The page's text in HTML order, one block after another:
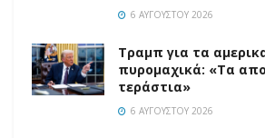
6 ΑΥΓΟΎΣΤΟΥ 2026
Τραμπ για τα
πυρομαχικά: «Τα
τεράστια»
6 ΑΥΓΟΎΣΤΟΥ 2026